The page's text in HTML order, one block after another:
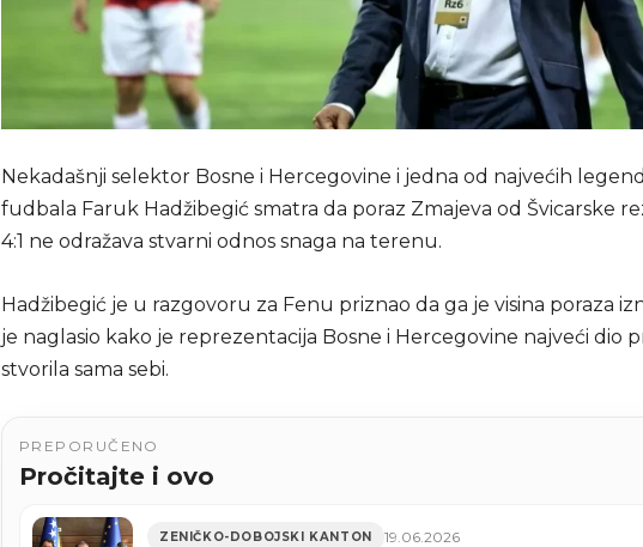
Nekadašnji selektor Bosne i Hercegovine i jedna od najvećih
fudbala Faruk Hadžibegić smatra da poraz Zmajeva od Švicarske
4:1 ne odražava stvarni odnos snaga na terenu.
Hadžibegić je u razgovoru za Fenu priznao da ga je visina poraza
je naglasio kako je reprezentacija Bosne i Hercegovine najveći dio
stvorila sama sebi.
PREPORUČENO
Pročitajte i ovo
ZENIČKO-DOBOJSKI KANTON 19.06.2026